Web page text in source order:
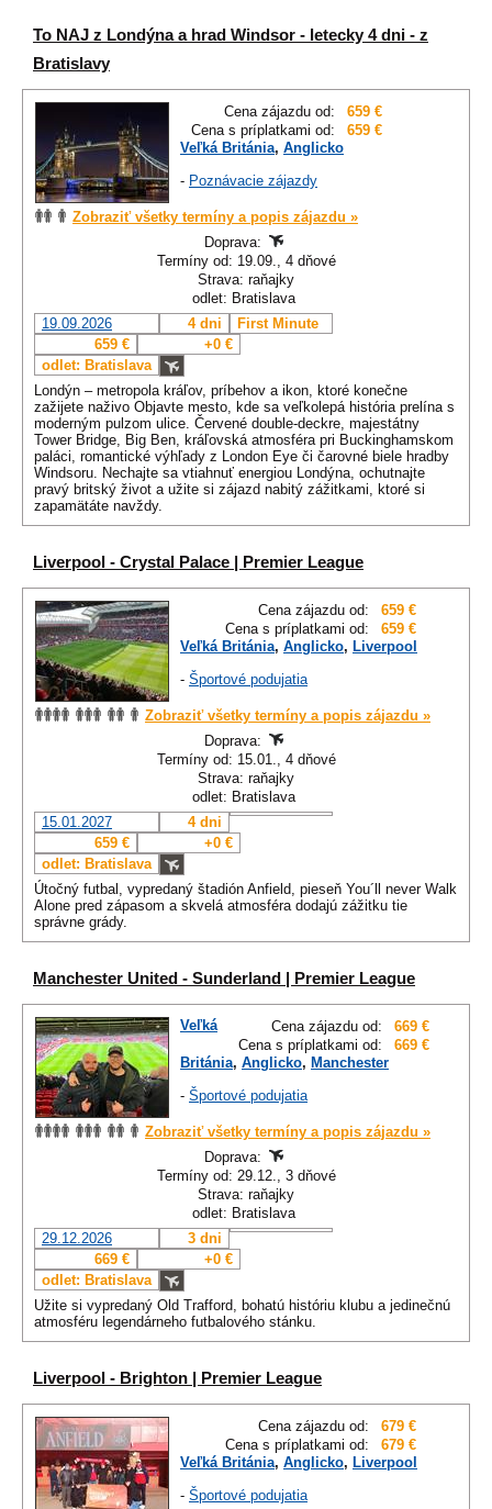
To NAJ z Londýna a hrad Windsor - letecky 4 dni - z
Bratislavy
Cena zájazdu od:
659 €
Cena s príplatkami od:
659 €
Veľká Británia, Anglicko
- Poznávacie zájazdy
Zobraziť všetky termíny a popis zájazdu »
Doprava:
Termíny od: 19.09., 4 dňové
Strava: raňajky
odlet: Bratislava
19.09.2026
4 dni
First Minute
659 €
+0 €
odlet: Bratislava
Londýn – metropola kráľov, príbehov a ikon, ktoré konečne
zažijete naživo Objavte mesto, kde sa veľkolepá história prelína s
moderným pulzom ulice. Červené double-deckre, majestátny
Tower Bridge, Big Ben, kráľovská atmosféra pri Buckinghamskom
paláci, romantické výhľady z London Eye či čarovné biele hradby
Windsoru. Nechajte sa vtiahnuť energiou Londýna, ochutnajte
pravý britský život a užite si zájazd nabitý zážitkami, ktoré si
zapamätáte navždy.
Liverpool - Crystal Palace | Premier League
Cena zájazdu od:
659 €
Cena s príplatkami od:
659 €
Veľká Británia, Anglicko, Liverpool
- Športové podujatia
Zobraziť všetky termíny a popis zájazdu »
Doprava:
Termíny od: 15.01., 4 dňové
Strava: raňajky
odlet: Bratislava
15.01.2027
4 dni
659 €
+0 €
odlet: Bratislava
Útočný futbal, vypredaný štadión Anfield, pieseň You´ll never Walk
Alone pred zápasom a skvelá atmosféra dodajú zážitku tie
správne grády.
Manchester United - Sunderland | Premier League
Cena zájazdu od:
669 €
Cena s príplatkami od:
669 €
Veľká
Británia, Anglicko, Manchester
- Športové podujatia
Zobraziť všetky termíny a popis zájazdu »
Doprava:
Termíny od: 29.12., 3 dňové
Strava: raňajky
odlet: Bratislava
29.12.2026
3 dni
669 €
+0 €
odlet: Bratislava
Užite si vypredaný Old Trafford, bohatú históriu klubu a jedinečnú
atmosféru legendárneho futbalového stánku.
Liverpool - Brighton | Premier League
Cena zájazdu od:
679 €
Cena s príplatkami od:
679 €
Veľká Británia, Anglicko, Liverpool
- Športové podujatia